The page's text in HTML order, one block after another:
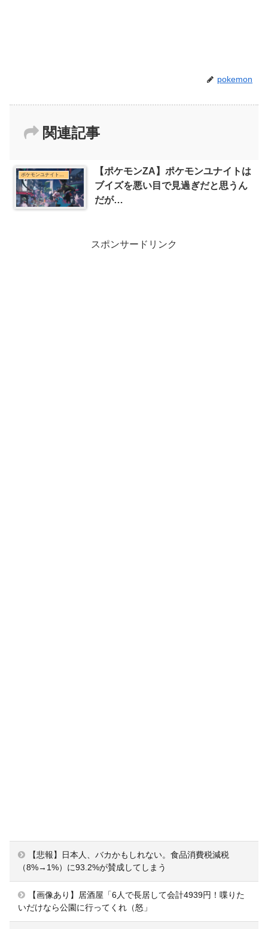
pokemon
関連記事
ポケモンユナイトまとめ
【ポケモンZA】ポケモンユナイトは
ブイズを悪い目で見過ぎだと思うん
だが…
スポンサードリンク
【悲報】日本人、バカかもしれない。食品消費税減税
（8%→1%）に93.2%が賛成してしまう
【画像あり】居酒屋「6人で長居して会計4939円！喋りた
いだけなら公園に行ってくれ（怒」